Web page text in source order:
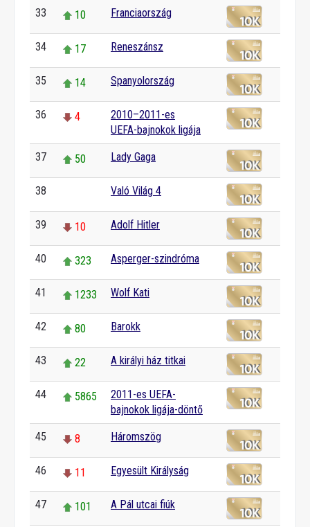
33 10 Franciaország
34 17 Reneszánsz
35 14 Spanyolország
36 4
2010–2011-es
UEFA-bajnokok ligája
37 50 Lady Gaga
38 Való Világ 4
39 10 Adolf Hitler
40 323 Asperger-szindróma
41 1233 Wolf Kati
42 80 Barokk
43 22 A királyi ház titkai
44 5865
2011-es UEFA-
bajnokok ligája-döntő
45 8 Háromszög
46 11 Egyesült Királyság
47 101 A Pál utcai fiúk